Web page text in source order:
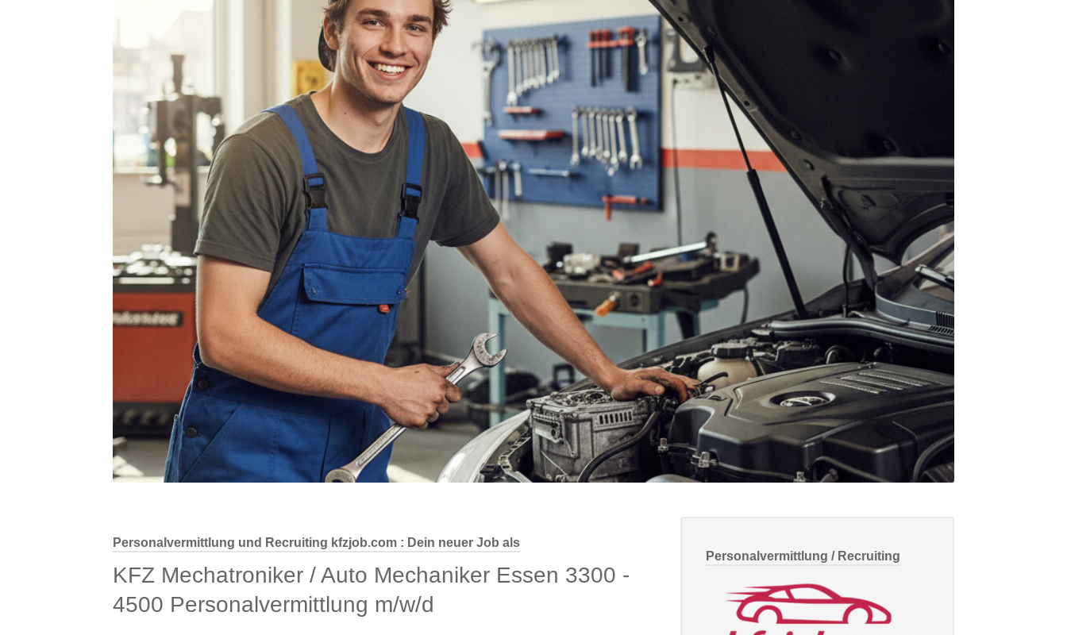
Personalvermittlung und Recruiting kfzjob.com : Dein neuer Job als
KFZ Mechatroniker / Auto Mechaniker Essen 3300 -
4500 Personalvermittlung m/w/d
Personalvermittlung / Recruiting